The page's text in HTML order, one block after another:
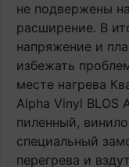
не подвержены
расширение. В
напряжение и
избежать
месте нагрева
Alpha Vinyl BLOS
пиленный,
специальный
перегрева и